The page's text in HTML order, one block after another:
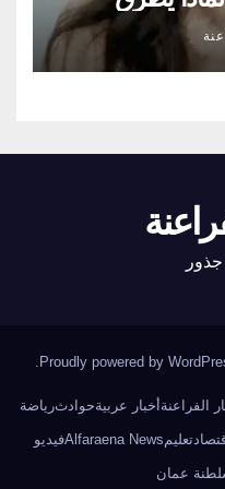
Proudly powered by
الفراعنة أخبار عربيةحوادثرياضة
تعليم Alfaraena Newsفيديو
عمان